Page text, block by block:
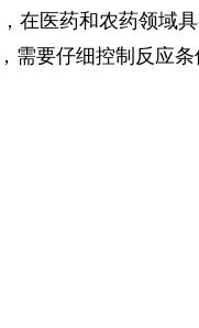
在医药和农药领域
需要仔细控制反应